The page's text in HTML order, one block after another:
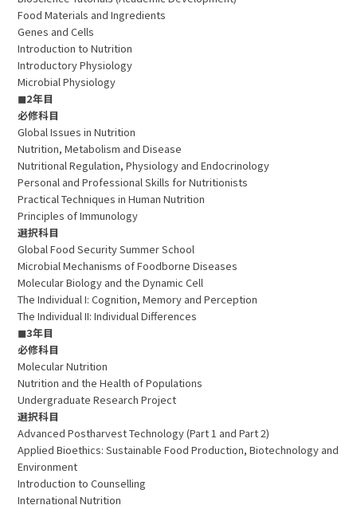
Food Materials and Ingredients
Genes and Cells
Introduction to Nutrition
Introductory Physiology
Microbial Physiology
◼︎2年目
必修科目
Global Issues in Nutrition
Nutrition, Metabolism and Disease
Nutritional Regulation, Physiology and Endocrinology
Personal and Professional Skills for Nutritionists
Practical Techniques in Human Nutrition
Principles of Immunology
選択科目
Global Food Security Summer School
Microbial Mechanisms of Foodborne Diseases
Molecular Biology and the Dynamic Cell
The Individual I: Cognition, Memory and Perception
The Individual II: Individual Differences
◼︎3年目
必修科目
Molecular Nutrition
Nutrition and the Health of Populations
Undergraduate Research Project
選択科目
Advanced Postharvest Technology (Part 1 and Part 2)
Applied Bioethics: Sustainable Food Production, Biotechnology and
Environment
Introduction to Counselling
International Nutrition